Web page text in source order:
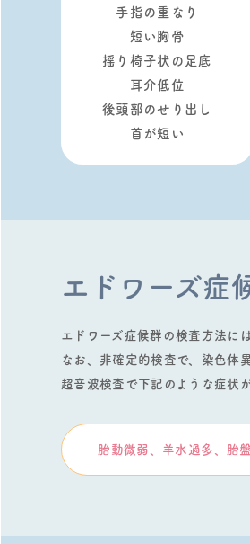
⼿指の重なり
短い胸⾻
揺り椅⼦状の足底
⽿介低位
後頭部のせり出し
⾸が短い
エドワーズ症
エドワーズ症候群の検査⽅法に
なお、⾮確定的検査で、染⾊体
超⾳波検査で下記のような症状
胎動微弱、⽺⽔過多、胎